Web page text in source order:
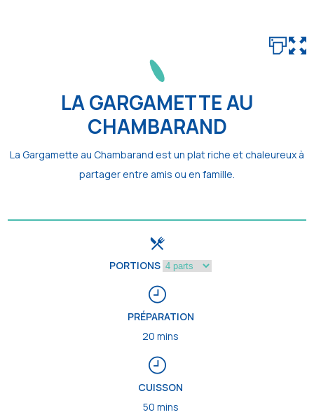
LA GARGAMETTE AU
CHAMBARAND
La Gargamette au Chambarand est un plat riche et chaleureux à
partager entre amis ou en famille.
PORTIONS
PRÉPARATION
20 mins
CUISSON
50 mins